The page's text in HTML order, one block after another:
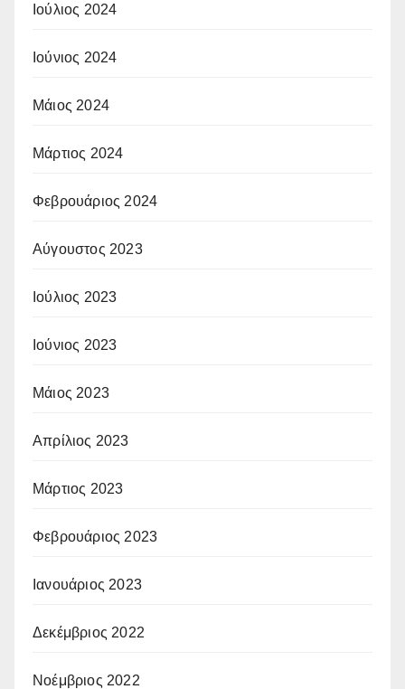
Ιούλιος 2024
Ιούνιος 2024
Μάιος 2024
Μάρτιος 2024
Φεβρουάριος 2024
Αύγουστος 2023
Ιούλιος 2023
Ιούνιος 2023
Μάιος 2023
Απρίλιος 2023
Μάρτιος 2023
Φεβρουάριος 2023
Ιανουάριος 2023
Δεκέμβριος 2022
Νοέμβριος 2022